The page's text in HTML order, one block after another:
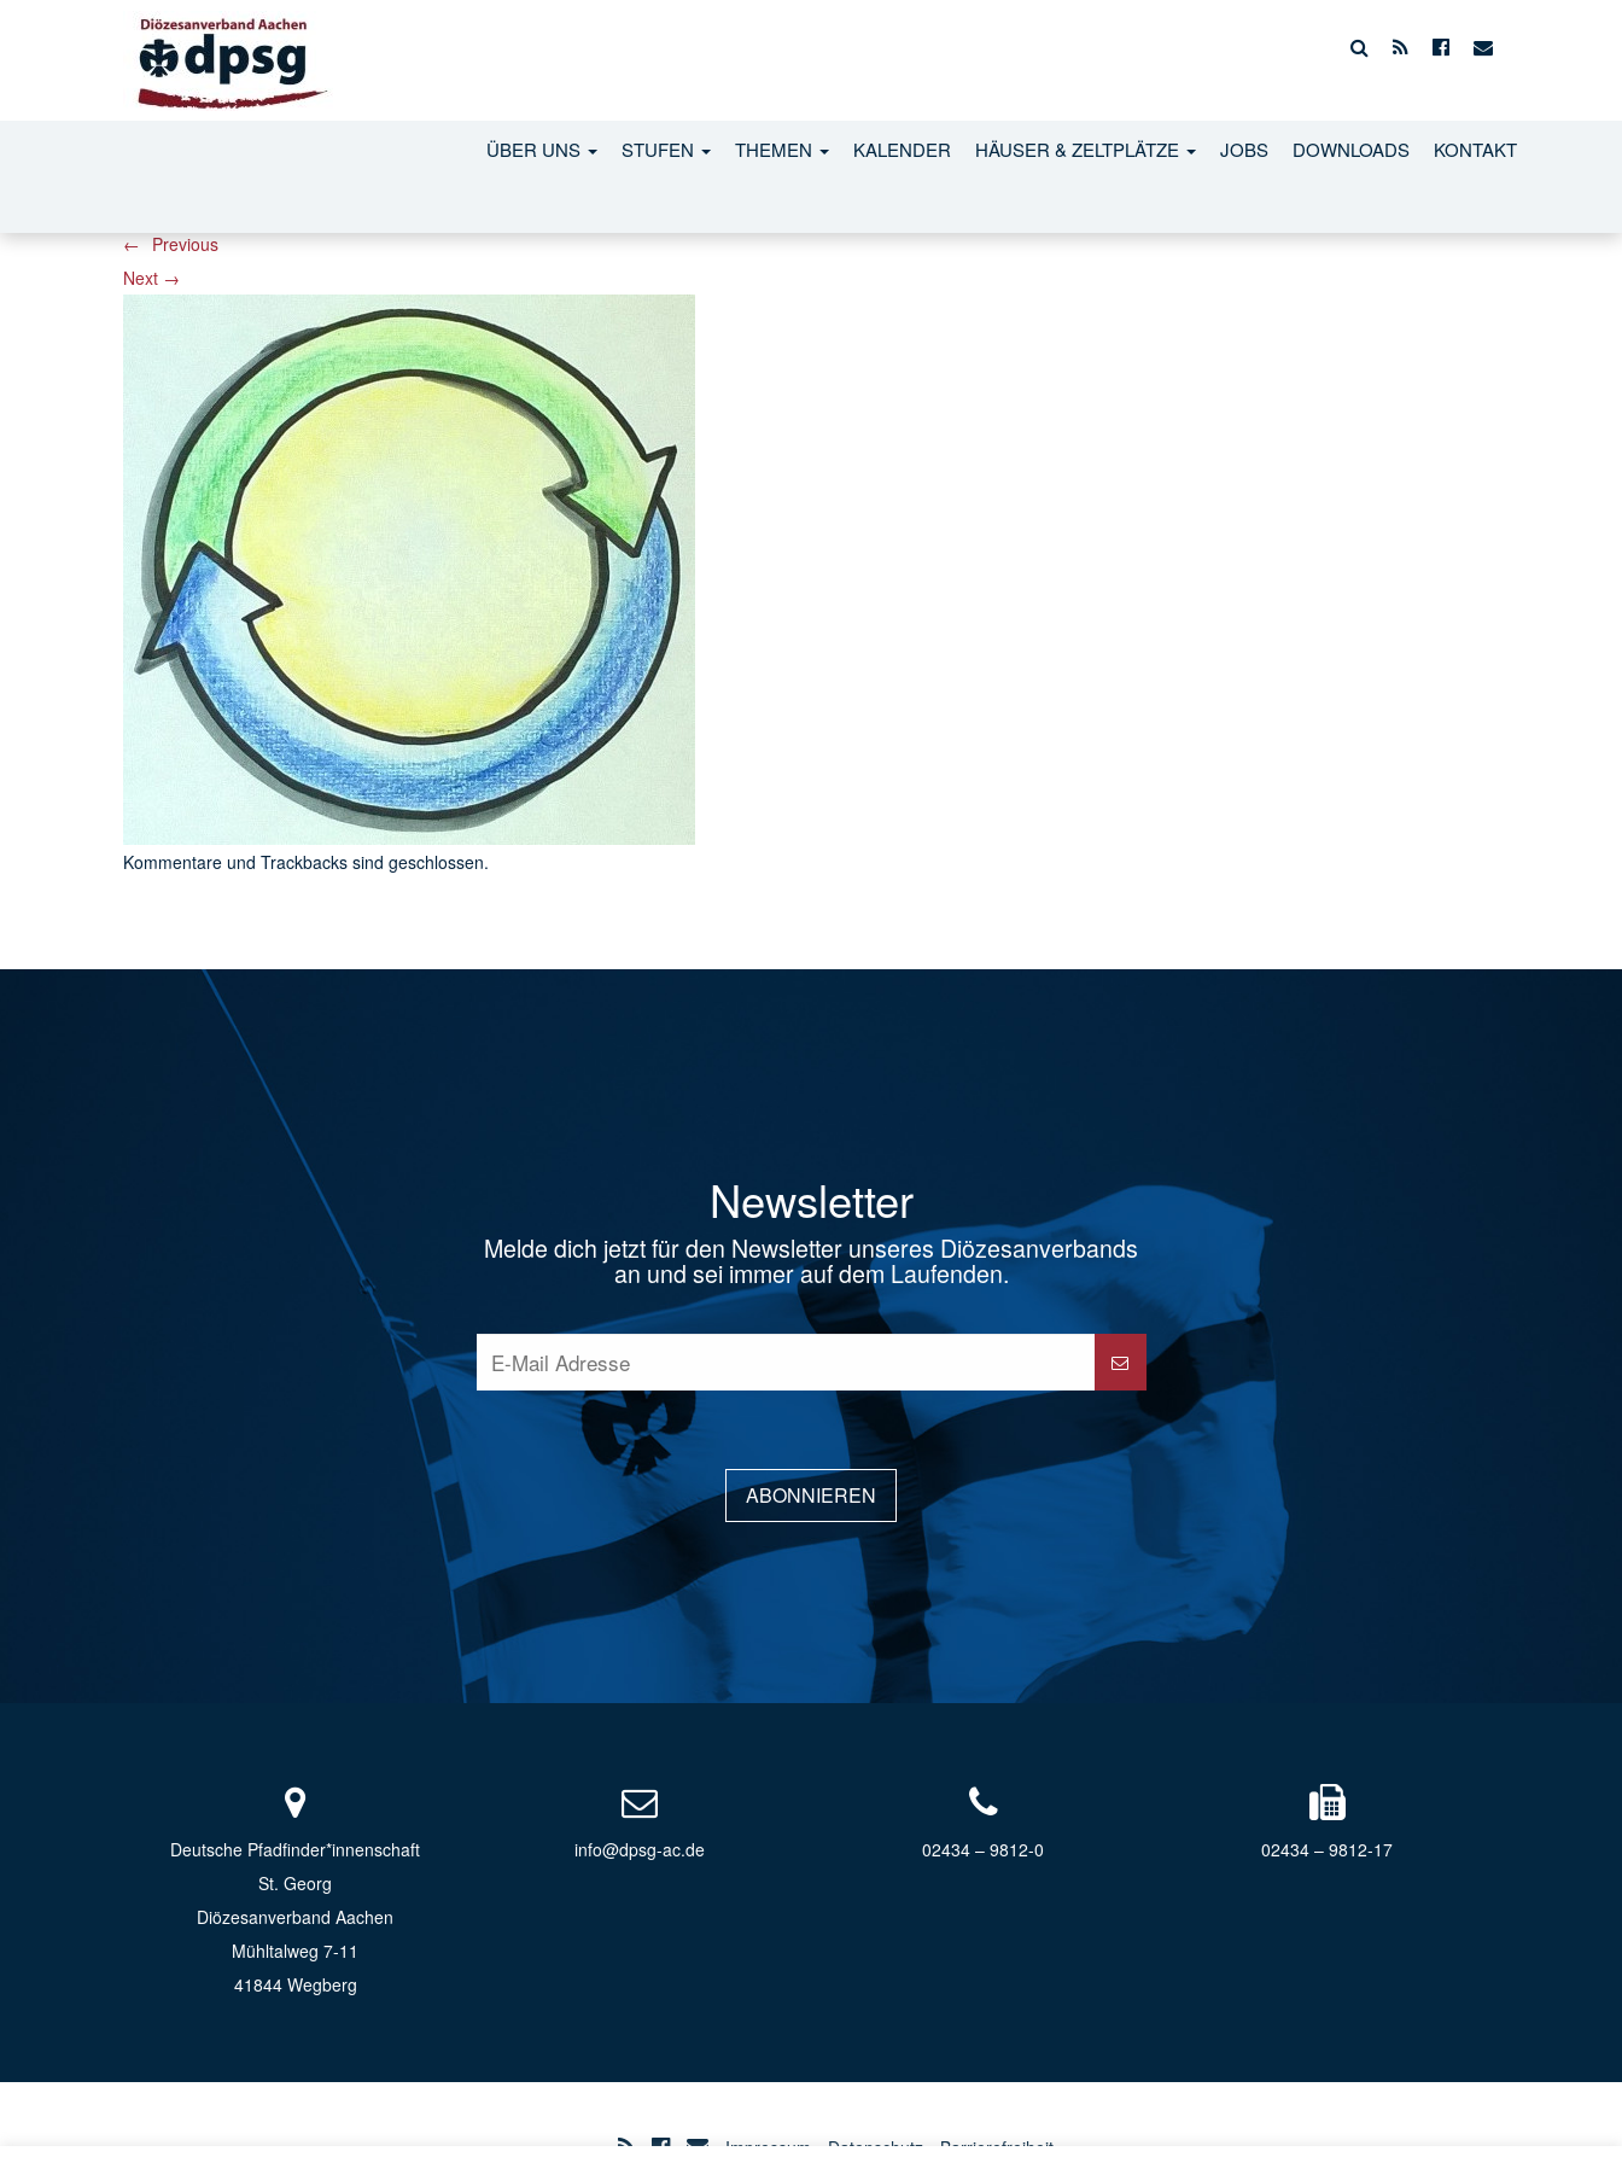
ÜBER UNS STUFEN THEMEN KALENDER HÄUSER & ZELTPLÄTZE JOBS DOWNLOADS KONTAKT
Kreis
← Previous
Next →
Kommentare und Trackbacks sind geschlossen.
Newsletter
Melde dich jetzt für den Newsletter unseres Diözesanverbands
an und sei immer auf dem Laufenden.
ABONNIEREN
Deutsche Pfadfinder*innenschaft
St. Georg
Diözesanverband Aachen
Mühltalweg 7-11
41844 Wegberg
info@dpsg-ac.de 02434 – 9812-0 02434 – 9812-17
Impressum Datenschutz Barrierefreiheit